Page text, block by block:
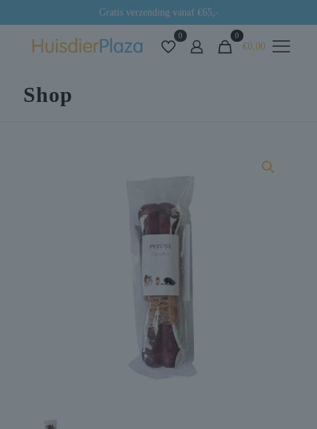
Gratis verzending vanaf €65,-
0 0
€0,00
Shop